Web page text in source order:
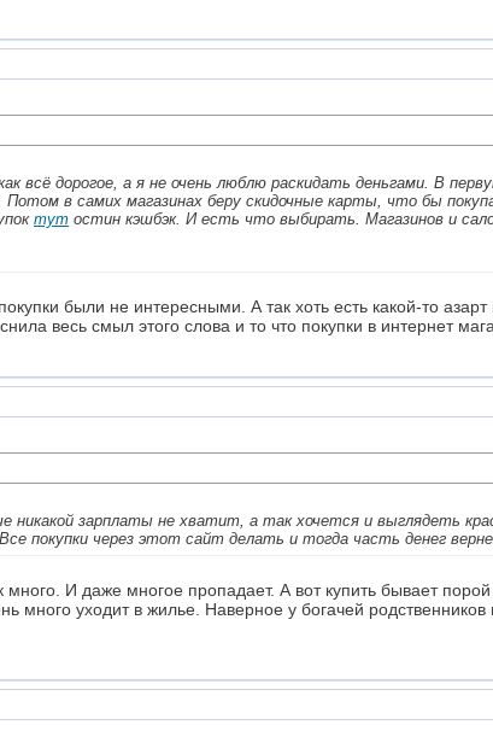
всё дорогое, а я не очень люблю раскидать деньгами. В
Потом в самих магазинах беру скидочные карты, что бы
тут остин кэшбэк. И есть что выбирать. Магазинов и
были не интересными. А так хоть есть какой-то
весь смыл этого слова и то что покупки в интернет
никакой зарплаты не хватит, а так хочется и выглядеть
покупки через этот сайт делать и тогда часть денег
И даже многое пропадает. А вот купить бывает
много уходит в жилье. Наверное у богачей